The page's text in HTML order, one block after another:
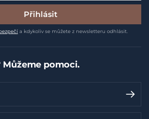
Přihlásit
a kdykoliv se můžete z newsletteru odhlásit.
pomoci.